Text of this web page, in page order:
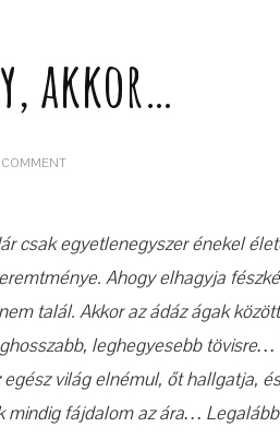
akkor…
COMMENTON
AKKOR…
csak egyetlenegyszer énekel
Ahogy elhagyja
talál. Akkor az ádáz ágak
leghegyesebb
világ elnémul, őt hallgatja,
fájdalom az ára…